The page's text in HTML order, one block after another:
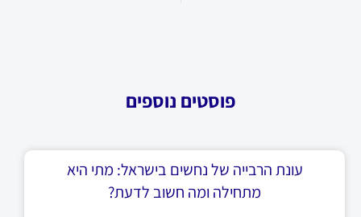
פוסטים נוספים
עונת הרבייה של נחשים בישראל: מתי היא
מתחילה ומה חשוב לדעת?